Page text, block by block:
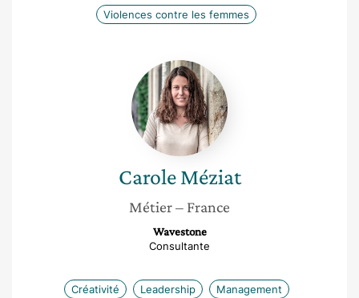
Violences contre les femmes
Carole
Méziat
Carole Méziat
Métier– France
Wavestone
Consultante
Créativité Leadership Management